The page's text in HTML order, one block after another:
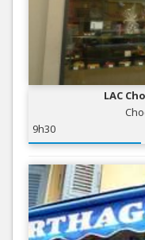
LAC
9h30